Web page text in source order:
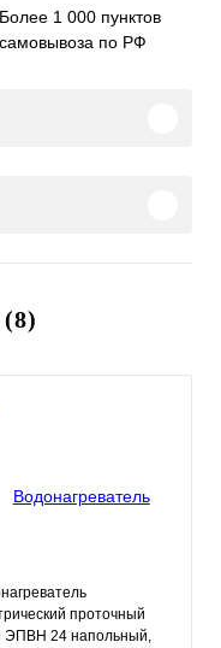
Более 1 000 пунктов
самовывоза по РФ
проточный
ЭПВН 24 напольный,